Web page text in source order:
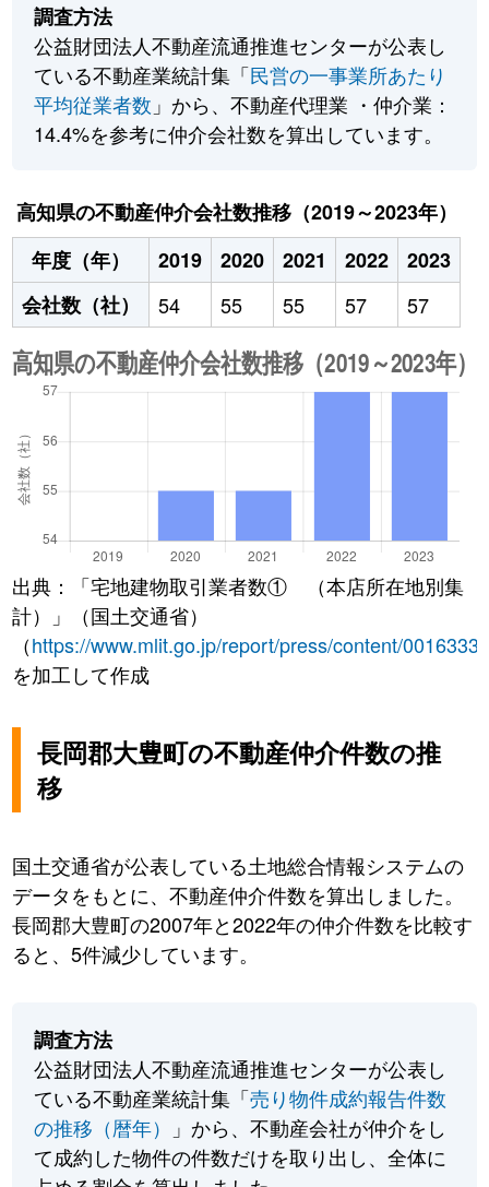
調査方法
公益財団法人不動産流通推進センターが公表し
ている不動産業統計集「民営の一事業所あたり
平均従業者数 」から、不動産代理業 ・仲介業：
14.4%を参考に仲介会社数を算出しています。
高知県の不動産仲介会社数推移（2019～2023年）
年度（年）
2019 2020 2021 2022
2023
会社数（社）
54 55 55 57 57
出典：「宅地建物取引業者数① （本店所在地別集
計）」（国土交通省）
（https://www.mlit.go.jp/report/press/content/
を加工して作成
長岡郡大豊町の不動産仲介件数の推
移
国土交通省が公表している土地総合情報システムの
データをもとに、不動産仲介件数を算出しました。
長岡郡大豊町の2007年と2022年の仲介件数を比較す
ると、5件減少しています。
調査方法
公益財団法人不動産流通推進センターが公表し
ている不動産業統計集「売り物件成約報告件数
の推移（暦年）
」から、不動産会社が仲介をし
て成約した物件の件数だけを取り出し、全体に